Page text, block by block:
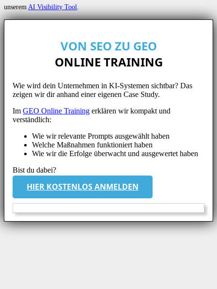
unserem AI Visibility Tool
VON SEO ZU GEO
ONLINE TRAINING
Wie wird dein Unternehmen in KI-Systemen sichtbar? Das
zeigen wir dir anhand einer eigenen Case Study.
Im GEO Online Training erklären wir kompakt und
verständlich:
Wie wir relevante Prompts ausgewählt haben
Welche Maßnahmen funktioniert haben
Wie wir die Erfolge überwacht und ausgewertet haben
Bist du dabei?
HIER KOSTENLOS ANMELDEN